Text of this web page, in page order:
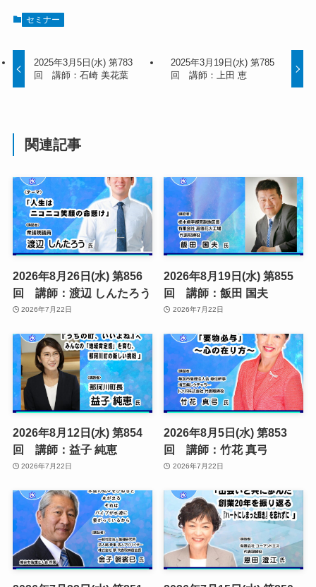
セミナー
2025年3月5日(水) 第783
回 講師：石崎 美花葉
2025年3月19日(水) 第785
回 講師：上田 恵
関連記事
2026年8月26日(水) 第856
回 講師：渡辺 しんたろう
2026年7月22日
2026年8月19日(水) 第855
回 講師：飯田 国夫
2026年7月22日
2026年8月12日(水) 第854
回 講師：益子 純恵
2026年7月22日
2026年8月5日(水) 第853
回 講師：竹花 真弓
2026年7月22日